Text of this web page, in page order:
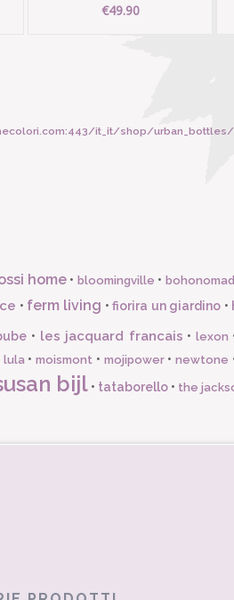
€49.90
it_it/shop/
home • bloomingville • bohonomad
• ferm living •fiorira un giardino •
• les jacquard francais • lexon
lula •moismont • mojipower•newtone
bijl • tataborello • the